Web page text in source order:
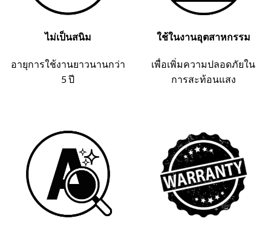
ไม่เป็นสนิม
อายุการใช้งานยาวนานกว่า
5 ปี
ใช้ในงานอุตสาหกรรม
เพื่อเพิ่มความปลอดภัยใน
การสะท้อนแสง